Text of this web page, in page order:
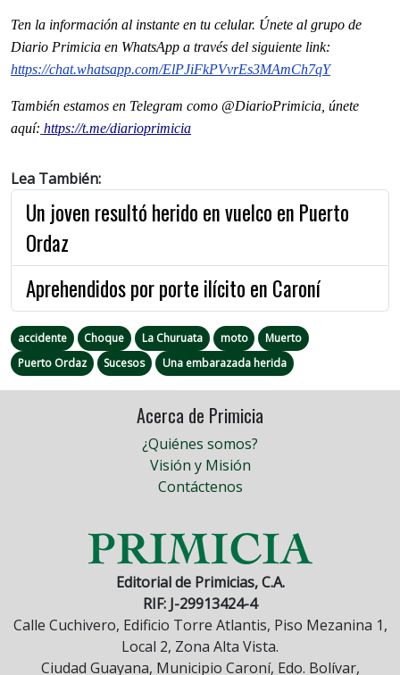
Ten la información al instante en tu celular. Únete al grupo de
Diario Primicia en WhatsApp a través del siguiente link:
https://chat.whatsapp.com/ElPJiFkPVvrEs3MAmCh7qY
También estamos en Telegram como @DiarioPrimicia, únete
aquí: https://t.me/diarioprimicia
Lea También:
Un joven resultó herido en vuelco en Puerto
Ordaz
Aprehendidos por porte ilícito en Caroní
accidente Choque La Churuata moto
Muerto
Puerto Ordaz
Sucesos Una embarazada herida
Acerca de Primicia
¿Quiénes somos?
Visión y Misión
Contáctenos
Editorial de Primicias, C.A.
RIF: J-29913424-4
Calle Cuchivero, Edificio Torre Atlantis, Piso Mezanina 1,
Local 2, Zona Alta Vista.
Ciudad Guayana, Municipio Caroní, Edo. Bolívar,